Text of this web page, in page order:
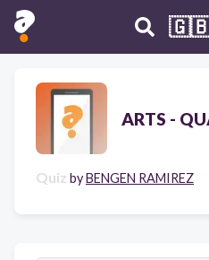
ARTS -
Quiz byBENGEN RAMIREZ